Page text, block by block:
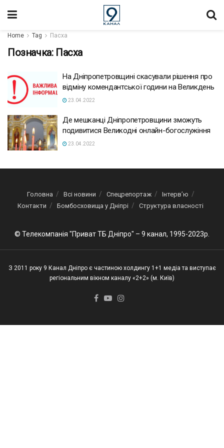
Home Tag Пасха
Позначка: Пасха
На Дніпропетровщині скасували рішення про
відміну комендантської години на Великдень
23.04.2022
Де мешканці Дніпропетровщини зможуть
подивитися Великодні онлайн-богослужіння
23.04.2022
Головна Всі новини Спецрепортаж
Інтерв’ю
Контакти
Бомбосховища у Дніпрі Структура власності
© Телекомпанія "Приват ТБ Дніпро" – 9 канал, 1995-2023р.
З 2011 року 9 Канал Дніпро є частиною холдингу 1+1 медіа та виступає
регіональним вікном каналу «2+2» (м. Київ)